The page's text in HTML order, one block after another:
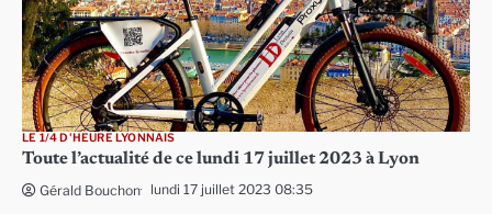
LE 1/4 D'HEURE LYONNAIS
Toute l’actualité de ce lundi 17 juillet 2023 à Lyon
Gérald Bouchon lundi 17 juillet 2023 08:35